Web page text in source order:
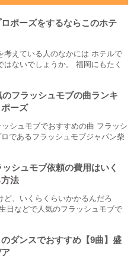
ポーズをするならこのホテ
考えている人のなかには ホテルで
ないでしょうか。 福岡にもたく
のフラッシュモブの曲ランキ
ーズ
シュモブでおすすめの曲 フラッシ
であるフラッシュモブジャパン柴
ッシュモブ依頼の費用はいく
法
ど、いくらくらいかかるんだろ
日などで人気のフラッシュモブで
ダンスでおすすめ【9曲】盛